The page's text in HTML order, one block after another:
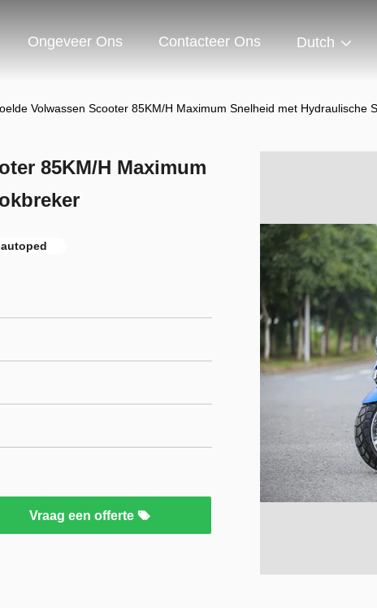
Ongeveer Ons Contacteer Ons Dutch
Volwassen Scooter 85KM/H Maximum Snelheid met Hydraulische
85KM/H Maximum
Vraag een offerte